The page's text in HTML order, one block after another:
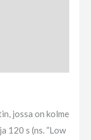
jossa on kolme
120 s (ns. ”Low